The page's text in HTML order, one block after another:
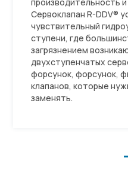
Сервоклапан R-DDV®
чувствительный
ступени, где
загрязнением
двухступенчатых
форсунок, форсунок,
клапанов, которые
заменять.